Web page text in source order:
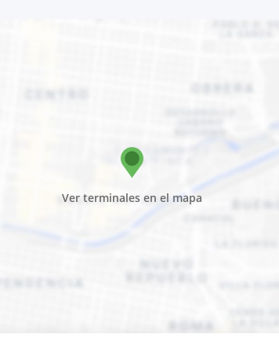
Ver terminales en el mapa